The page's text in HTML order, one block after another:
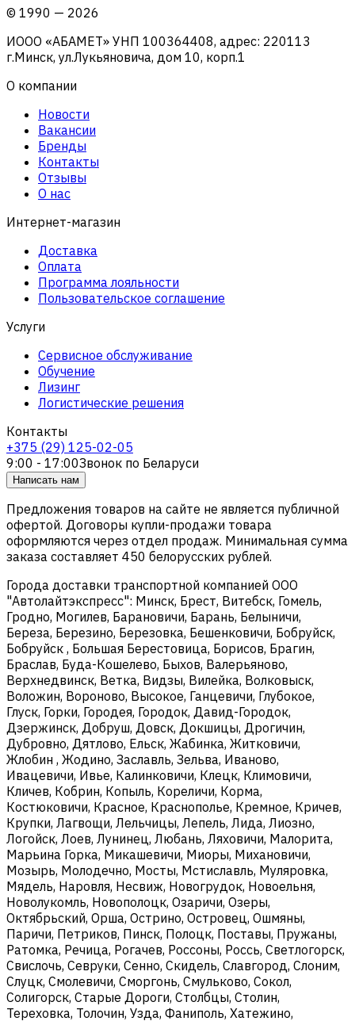
© 1990 — 2026
ИООО «АБАМЕТ» УНП 100364408, адрес: 220113
г.Минск, ул.Лукьяновича, дом 10, корп.1
О компании
Новости
Вакансии
Бренды
Контакты
Отзывы
О нас
Интернет-магазин
Доставка
Оплата
Программа лояльности
Пользовательское соглашение
Услуги
Сервисное обслуживание
Обучение
Лизинг
Логистические решения
Контакты
+375 (29) 125-02-05
9:00 - 17:00Звонок по Беларуси
Написать нам
Предложения товаров на сайте не является публичной
офертой. Договоры купли-продажи товара
оформляются через отдел продаж. Минимальная сумма
заказа составляет 450 белорусских рублей.
Города доставки транспортной компанией ООО
"Автолайтэкспресс": Минск, Брест, Витебск, Гомель,
Гродно, Могилев, Барановичи, Барань, Белыничи,
Береза, Березино, Березовка, Бешенковичи, Бобруйск,
Бобруйск , Большая Берестовица, Борисов, Брагин,
Браслав, Буда-Кошелево, Быхов, Валерьяново,
Верхнедвинск, Ветка, Видзы, Вилейка, Волковыск,
Воложин, Вороново, Высокое, Ганцевичи, Глубокое,
Глуск, Горки, Городея, Городок, Давид-Городок,
Дзержинск, Добруш, Довск, Докшицы, Дрогичин,
Дубровно, Дятлово, Ельск, Жабинка, Житковичи,
Жлобин , Жодино, Заславль, Зельва, Иваново,
Ивацевичи, Ивье, Калинковичи, Клецк, Климовичи,
Кличев, Кобрин, Копыль, Кореличи, Корма,
Костюковичи, Красное, Краснополье, Кремное, Кричев,
Крупки, Лагвощи, Лельчицы, Лепель, Лида, Лиозно,
Логойск, Лоев, Лунинец, Любань, Ляховичи, Малорита,
Марьина Горка, Микашевичи, Миоры, Михановичи,
Мозырь, Молодечно, Мосты, Мстиславль, Муляровка,
Мядель, Наровля, Несвиж, Новогрудок, Новоельня,
Новолукомль, Новополоцк, Озаричи, Озеры,
Октябрьский, Орша, Острино, Островец, Ошмяны,
Паричи, Петриков, Пинск, Полоцк, Поставы, Пружаны,
Ратомка, Речица, Рогачев, Россоны, Россь, Светлогорск,
Свислочь, Севруки, Сенно, Скидель, Славгород, Слоним,
Слуцк, Смолевичи, Сморгонь, Смульково, Сокол,
Солигорск, Старые Дороги, Столбцы, Столин,
Тереховка, Толочин, Узда, Фаниполь, Хатежино,